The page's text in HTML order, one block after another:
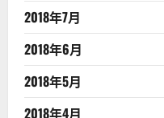
2018年7月
2018年6月
2018年5月
2018年4月